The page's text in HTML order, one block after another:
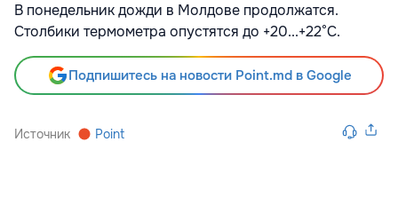
В понедельник дожди в Молдове продолжатся.
Столбики термометра опустятся до +20...+22°С.
Подпишитесь на новости Point.md в Google
Источник Point